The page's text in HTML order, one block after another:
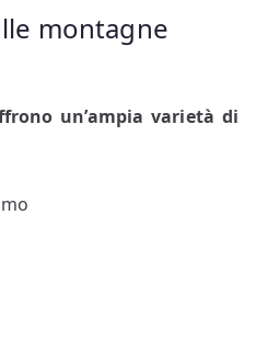
montagne
un’ampia varietà di